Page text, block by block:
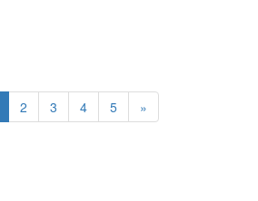
2 3 4 5 »